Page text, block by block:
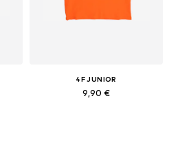
4F JUNIOR
9,90 €